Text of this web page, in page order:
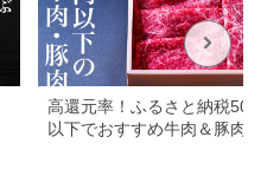
高還元率！ふるさと納税
以下でおすすめ牛肉＆豚肉ラ